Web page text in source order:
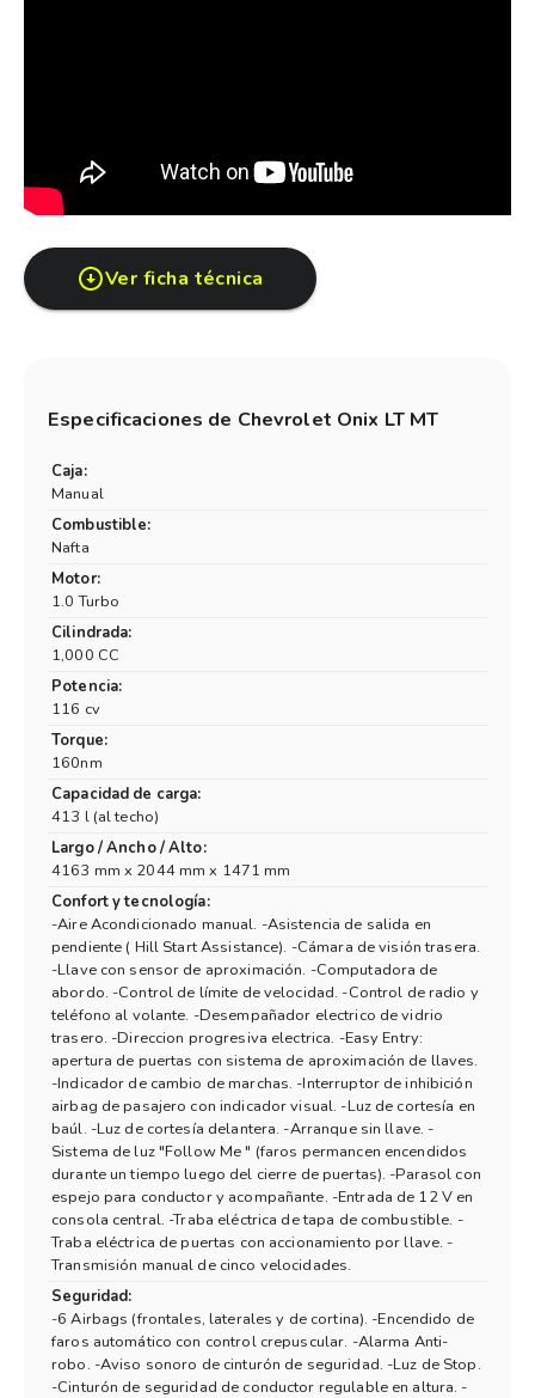
Ver ficha técnica
Especificaciones de Chevrolet Onix LT MT
Caja:
Manual
Combustible:
Nafta
Motor:
1.0 Turbo
Cilindrada:
1,000 CC
Potencia:
116 cv
Torque:
160nm
Capacidad de carga:
413 l (al techo)
Largo / Ancho / Alto:
4163 mm x 2044 mm x 1471 mm
Confort y tecnología:
-Aire Acondicionado manual. -Asistencia de salida en
pendiente ( Hill Start Assistance). -Cámara de visión trasera.
-Llave con sensor de aproximación. -Computadora de
abordo. -Control de límite de velocidad. -Control de radio y
teléfono al volante. -Desempañador electrico de vidrio
trasero. -Direccion progresiva electrica. -Easy Entry:
apertura de puertas con sistema de aproximación de llaves.
-Indicador de cambio de marchas. -Interruptor de inhibición
airbag de pasajero con indicador visual. -Luz de cortesía en
baúl. -Luz de cortesía delantera. -Arranque sin llave. -
Sistema de luz "Follow Me " (faros permancen encendidos
durante un tiempo luego del cierre de puertas). -Parasol con
espejo para conductor y acompañante. -Entrada de 12 V en
consola central. -Traba eléctrica de tapa de combustible. -
Traba eléctrica de puertas con accionamiento por llave. -
Transmisión manual de cinco velocidades.
Seguridad:
-6 Airbags (frontales, laterales y de cortina). -Encendido de
faros automático con control crepuscular. -Alarma Anti-
robo. -Aviso sonoro de cinturón de seguridad. -Luz de Stop.
-Cinturón de seguridad de conductor regulable en altura. -